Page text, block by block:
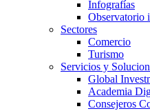
Infografías
Observatorio
Sectores
Comercio
Turismo
Servicios y
Global
Academia
Consejeros